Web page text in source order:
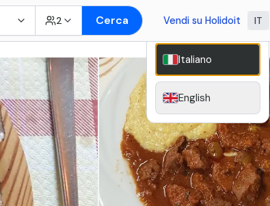
2 Cerca Vendi su Holidoit IT
Italiano
English